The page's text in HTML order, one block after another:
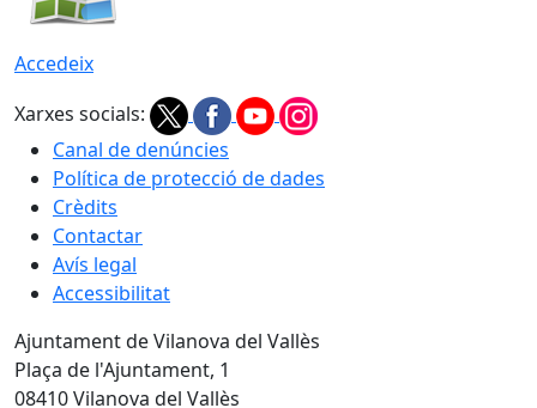
Accedeix
Xarxes socials:
Canal de denúncies
Política de protecció de dades
Crèdits
Contactar
Avís legal
Accessibilitat
Ajuntament de Vilanova del Vallès
Plaça de l'Ajuntament, 1
08410 Vilanova del Vallès